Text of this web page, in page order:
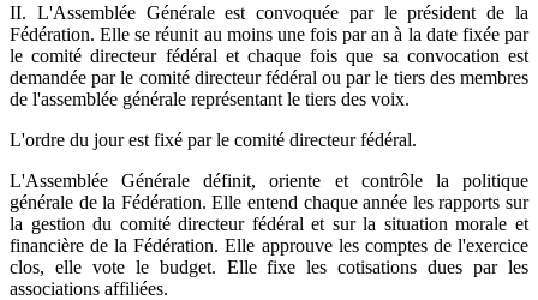
II. L'Assemblée Générale est convoquée par le président de la
Fédération. Elle se réunit au moins une fois par an à la date fixée par
le comité directeur fédéral et chaque fois que sa convocation est
demandée par le comité directeur fédéral ou par le tiers des membres
de l'assemblée générale représentant le tiers des voix.
L'ordre du jour est fixé par le comité directeur fédéral.
L'Assemblée Générale définit, oriente et contrôle la politique
générale de la Fédération. Elle entend chaque année les rapports sur
la gestion du comité directeur fédéral et sur la situation morale et
financière de la Fédération. Elle approuve les comptes de l'exercice
clos, elle vote le budget. Elle fixe les cotisations dues par les
associations affiliées.